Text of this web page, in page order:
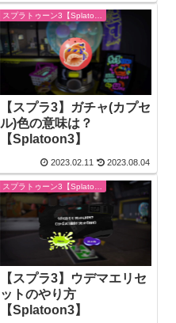
スプラトゥーン3【Splatoon3】
【スプラ3】ガチャ(カプセ
ル)色の意味は？
【Splatoon3】
2023.02.11 2023.08.04
【スプラ3】ウデマエリセ
ットのやり方
【Splatoon3】